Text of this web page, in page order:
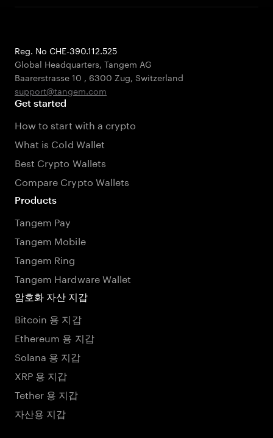
Reg. No CHE-390.112.525
Global Headquarters, Tangem AG
Baarerstrasse 10 , 6300 Zug, Switzerland
support@tangem.com
Get started
How to start with a crypto
What is Cold Wallet
Best Crypto Wallets
Compare Crypto Wallets
Products
Tangem Pay
Tangem Mobile
Tangem Ring
Tangem Hardware Wallet
암호화 자산 지갑
Bitcoin 용 지갑
Ethereum 용 지갑
Solana 용 지갑
XRP 용 지갑
Tether 용 지갑
자산용 지갑